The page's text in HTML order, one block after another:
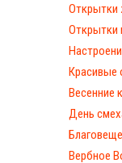
Открытки
Открытки
Красивые
Весенние
День
Вербное